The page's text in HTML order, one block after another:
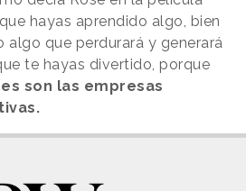
hayas aprendido algo, bien
algo que perdurará y generará
te hayas divertido, porque
son las empresas